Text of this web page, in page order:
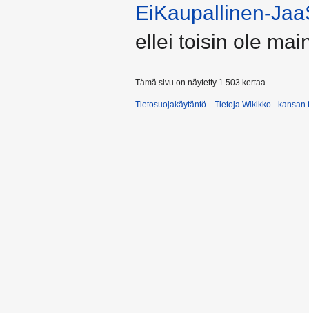
EiKaupallinen-
ellei toisin ole
Tämä sivu on näytetty 1 503 kertaa.
Tietosuojakäytäntö Tietoja Wikikko - kansan